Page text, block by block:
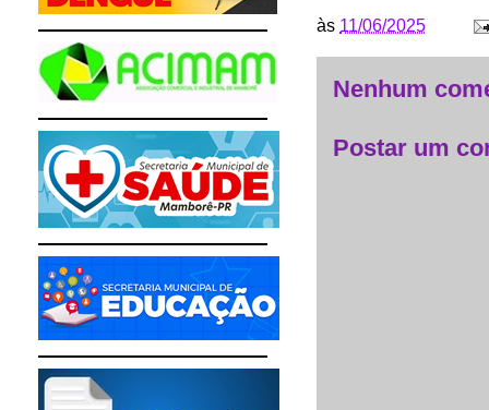
às 11/06/2025
Nenhum
Postar um